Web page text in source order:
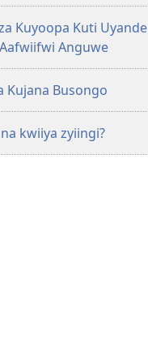
Kuyoopa Kuti Uyande
Anguwe
Kujana Busongo
kwiiya zyiingi?